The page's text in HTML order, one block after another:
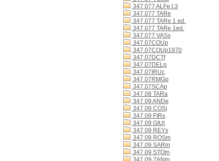
347.077 ALFe t.3
347.077 TARe
347.077 TARe 1 ed.
347.077 TARe 1ed.
347.077 VASs
347.07COUp
347.07COUp1970
347.07DCTf
347.07DELp
347.07IRUc
347.07RMGp
347.07SCAp
347.08 TARa
347.09 ANDe
347.09 COSj
347.09 FIRs
347.09 GIUt
347.09 REYs
347.09 ROSm
347.09 SARm
347.09 STOm
347.09 ZANm